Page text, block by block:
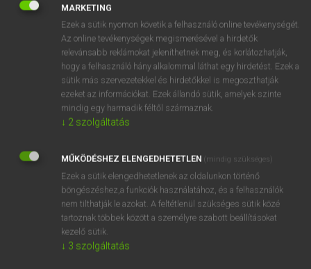
DÍJMENTES ANGOL SZÓTÁR
absorbent
absorption
abstemious
abstention
MARKETING
Ezek a sütik nyomon követik a felhasználó online tevékenységét.
Az online tevékenységek megismerésével a hirdetők
relevánsabb reklámokat jeleníthetnek meg, és korlátozhatják,
hogy a felhasználó hány alkalommal láthat egy hirdetést. Ezek a
sütik más szervezetekkel és hirdetőkkel is megoszthatják
ezeket az információkat. Ezek állandó sütik, amelyek szinte
mindig egy harmadik féltől származnak.
↓ 2 szolgáltatás
MŰKÖDÉSHEZ ELENGEDHETETLEN (mindig szükséges)
Ezek a sütik elengedhetetlenek az oldalunkon történő
böngészéshez,a funkciók használatához, és a felhasználók
nem tilthatják le azokat. A feltétlenül szükséges sütik közé
tartoznak többek között a személyre szabott beállításokat
kezelő sütik.
↓ 3 szolgáltatás